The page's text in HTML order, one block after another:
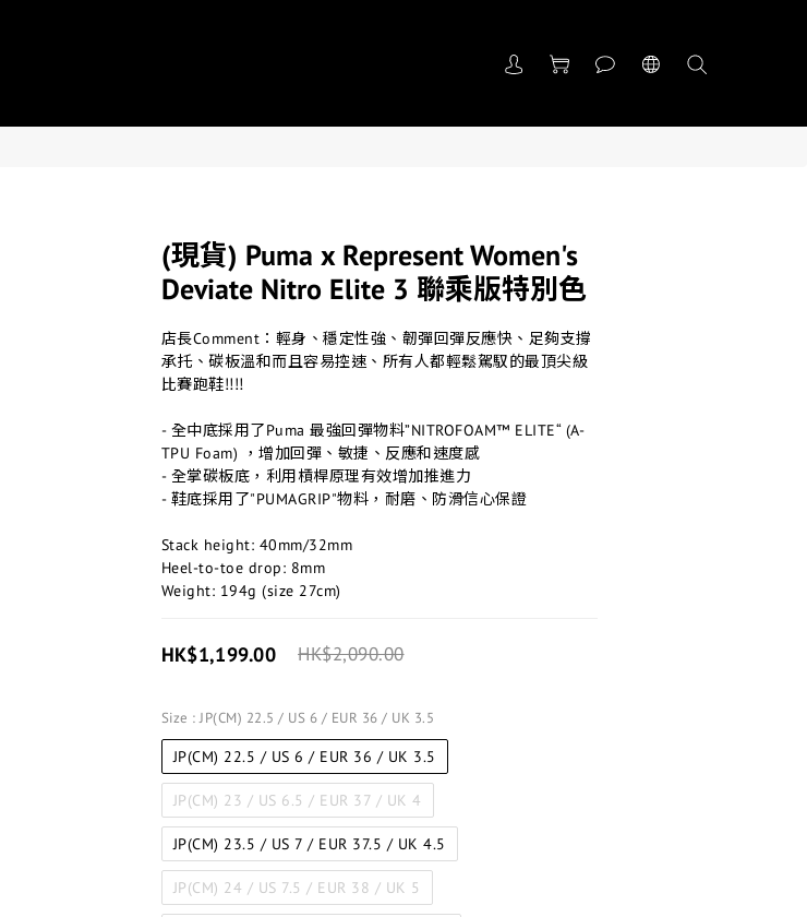
(現貨) Puma x Represent Women's
Deviate Nitro Elite 3 聯乘版特別色
店長Comment：輕身、穩定性強、韌彈回彈反應快、足夠支撐
承托、碳板溫和而且容易控速、所有人都輕鬆駕馭的最頂尖級
比賽跑鞋‼️‼️
- 全中底採用了Puma 最強回彈物料”NITROFOAM™ ELITE“ (A-
TPU Foam) ，增加回彈、敏捷、反應和速度感
- 全掌碳板底，利用槓桿原理有效增加推進力
- 鞋底採用了"PUMAGRIP"物料，耐磨、防滑信心保證
Stack height: 40mm/32mm
Heel-to-toe drop: 8mm
Weight: 194g (size 27cm)​
HK$1,199.00 HK$2,090.00
Size : JP(CM) 22.5 / US 6 / EUR 36 / UK 3.5
JP(CM) 22.5 / US 6 / EUR 36 / UK 3.5
JP(CM) 23 / US 6.5 / EUR 37 / UK 4
JP(CM) 23.5 / US 7 / EUR 37.5 / UK 4.5
JP(CM) 24 / US 7.5 / EUR 38 / UK 5